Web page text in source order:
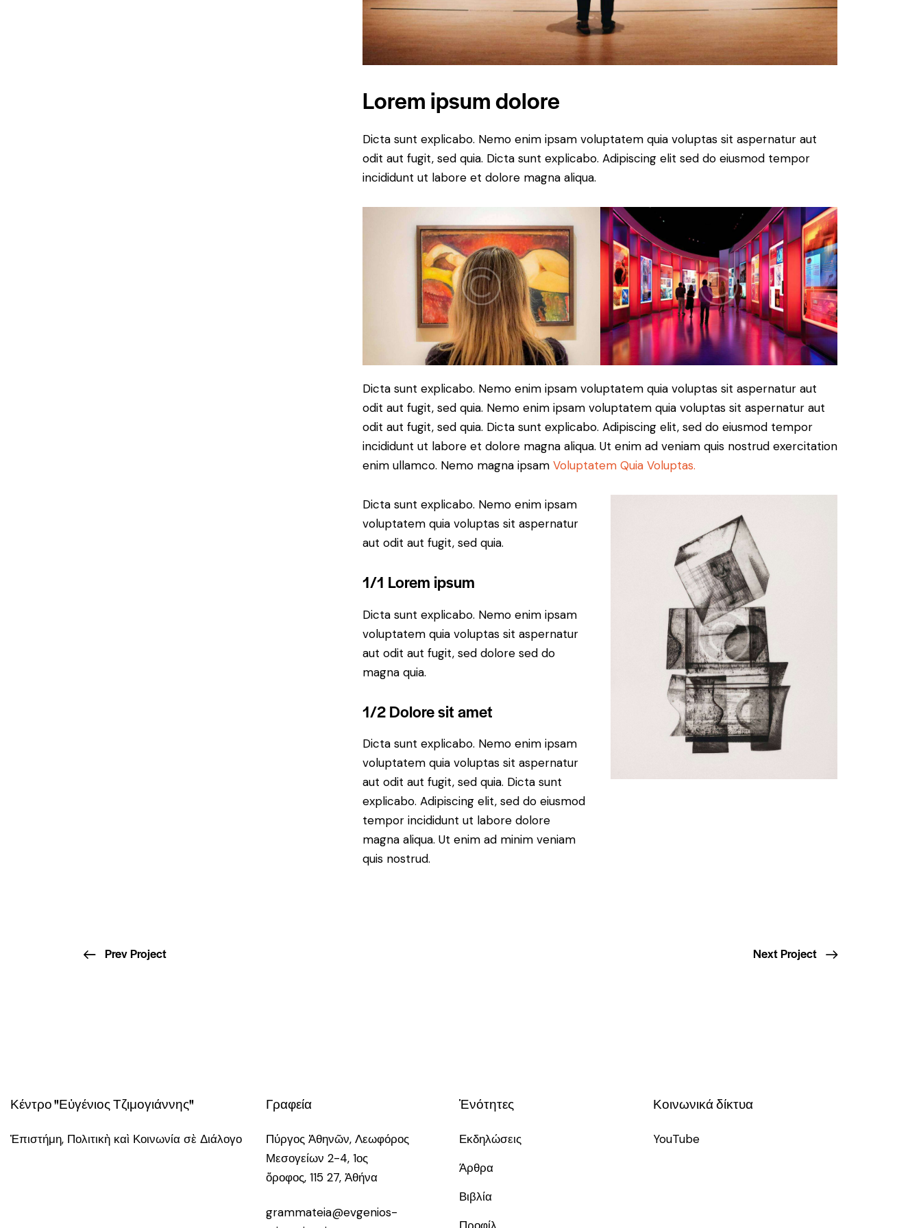
Lorem ipsum dolore
Dicta sunt explicabo. Nemo enim ipsam voluptatem quia voluptas sit aspernatur aut
odit aut fugit, sed quia. Dicta sunt explicabo. Adipiscing elit sed do eiusmod tempor
incididunt ut labore et dolore magna aliqua.
Dicta sunt explicabo. Nemo enim ipsam voluptatem quia voluptas sit aspernatur aut
odit aut fugit, sed quia. Nemo enim ipsam voluptatem quia voluptas sit aspernatur aut
odit aut fugit, sed quia. Dicta sunt explicabo. Adipiscing elit, sed do eiusmod tempor
incididunt ut labore et dolore magna aliqua. Ut enim ad veniam quis nostrud exercitation
enim ullamco. Nemo magna ipsam Voluptatem Quia Voluptas.
Dicta sunt explicabo. Nemo enim ipsam
voluptatem quia voluptas sit aspernatur
aut odit aut fugit, sed quia.
1/1 Lorem ipsum
Dicta sunt explicabo. Nemo enim ipsam
voluptatem quia voluptas sit aspernatur
aut odit aut fugit, sed dolore sed do
magna quia.
1/2 Dolore sit amet
Dicta sunt explicabo. Nemo enim ipsam
voluptatem quia voluptas sit aspernatur
aut odit aut fugit, sed quia. Dicta sunt
explicabo. Adipiscing elit, sed do eiusmod
tempor incididunt ut labore dolore
magna aliqua. Ut enim ad minim veniam
quis nostrud.
Prev Project Next Project
Κέντρο "Εὐγένιος Τζιμογιάννης"
Ἐπιστήμη, Πολιτικὴ καὶ Κοινωνία σὲ Διάλογο
Γραφεία
Πύργος Ἀθηνῶν, Λεωφόρος
Μεσογείων 2-4, 1ος
ὄροφος, 115 27, Ἀθήνα
grammateia@evgenios-
Ἑνότητες
Εκδηλώσεις
Άρθρα
Βιβλία
Κοινωνικά δίκτυα
YouTube